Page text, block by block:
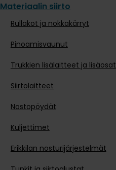
Materiaalin siirto
Rullakot ja nokkakärryt
Pinoamisvaunut
Trukkien lisälaitteet ja lisäosat
Siirtolaitteet
Nostopöydät
Kuljettimet
Erikkilan nosturijärjestelmät